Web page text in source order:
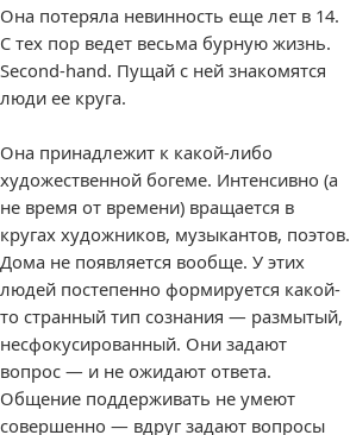
Она потеряла невинность еще лет в 14.
С тех пор ведет весьма бурную жизнь.
Second-hand. Пущай с ней знакомятся
люди ее круга.
Она принадлежит к какой-либо
художественной богеме. Интенсивно (а
не время от времени) вращается в
кругах художников, музыкантов, поэтов.
Дома не появляется вообще. У этих
людей постепенно формируется какой-
то странный тип сознания — размытый,
несфокусированный. Они задают
вопрос — и не ожидают ответа.
Общение поддерживать не умеют
совершенно — вдруг задают вопросы